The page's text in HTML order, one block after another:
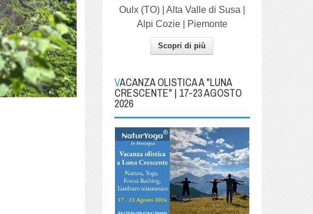
Oulx (TO) | Alta Valle di Susa |
Alpi Cozie | Piemonte
Scopri di più
VACANZA OLISTICA A "LUNA
CRESCENTE" | 17-23 AGOSTO
2026